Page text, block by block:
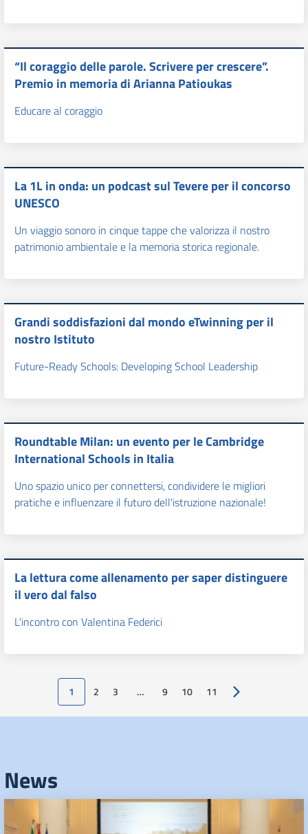
“Il coraggio delle parole. Scrivere per crescere”.
Premio in memoria di Arianna Patioukas
Educare al coraggio
La 1L in onda: un podcast sul Tevere per il concorso
UNESCO
Un viaggio sonoro in cinque tappe che valorizza il nostro
patrimonio ambientale e la memoria storica regionale.
Grandi soddisfazioni dal mondo eTwinning per il
nostro Istituto
Future-Ready Schools: Developing School Leadership
Roundtable Milan: un evento per le Cambridge
International Schools in Italia
Uno spazio unico per connettersi, condividere le migliori
pratiche e influenzare il futuro dell'istruzione nazionale!
La lettura come allenamento per saper distinguere
il vero dal falso
L'incontro con Valentina Federici
1 2 3 … 9 10 11 Pagina
News